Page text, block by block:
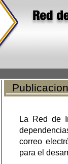
La Red de
correo
para el